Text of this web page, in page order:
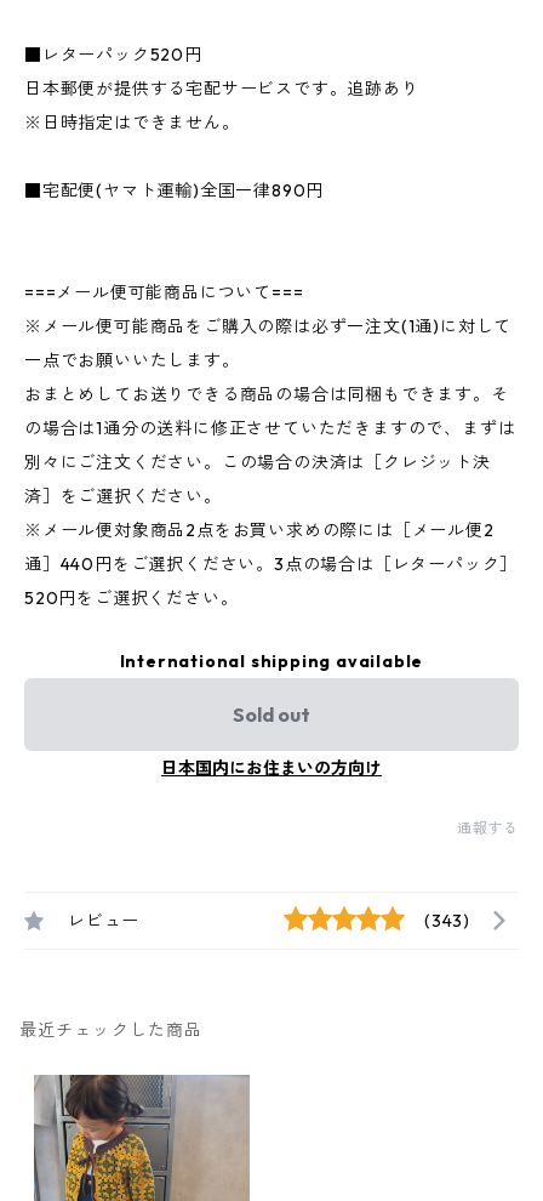
■レターパック520円
日本郵便が提供する宅配サービスです。追跡あり
※日時指定はできません。
■宅配便(ヤマト運輸)全国一律890円
===メール便可能商品について===
※メール便可能商品をご購入の際は必ず一注文(1通)に対して
一点でお願いいたします。
おまとめしてお送りできる商品の場合は同梱もできます。そ
の場合は1通分の送料に修正させていただきますので、まずは
別々にご注文ください。この場合の決済は［クレジット決
済］をご選択ください。
※メール便対象商品2点をお買い求めの際には［メール便2
通］440円をご選択ください。3点の場合は［レターパック］
520円をご選択ください。
International shipping available
Sold out
日本国内にお住まいの方向け
通報する
レビュー (343)
最近チェックした商品